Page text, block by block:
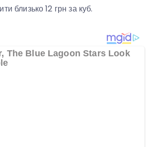
близько 12 грн за куб.